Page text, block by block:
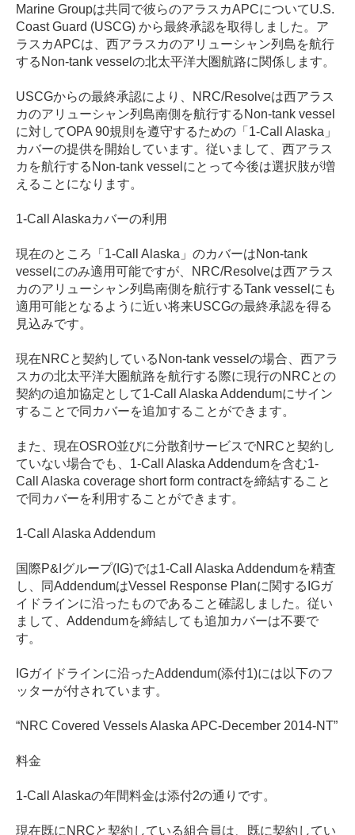
Marine Groupは共同で彼らのアラスカAPCについてU.S.
Coast Guard (USCG) から最終承認を取得しました。ア
ラスカAPCは、西アラスカのアリューシャン列島を航行
するNon-tank vesselの北太平洋大圏航路に関係します。
USCGからの最終承認により、NRC/Resolveは西アラス
カのアリューシャン列島南側を航行するNon-tank vessel
に対してOPA 90規則を遵守するための「1-Call Alaska」
カバーの提供を開始しています。従いまして、西アラス
カを航行するNon-tank vesselにとって今後は選択肢が増
えることになります。
1-Call Alaskaカバーの利用
現在のところ「1-Call Alaska」のカバーはNon-tank
vesselにのみ適用可能ですが、NRC/Resolveは西アラス
カのアリューシャン列島南側を航行するTank vesselにも
適用可能となるように近い将来USCGの最終承認を得る
見込みです。
現在NRCと契約しているNon-tank vesselの場合、西アラ
スカの北太平洋大圏航路を航行する際に現行のNRCとの
契約の追加協定として1-Call Alaska Addendumにサイン
することで同カバーを追加することができます。
また、現在OSRO並びに分散剤サービスでNRCと契約し
ていない場合でも、1-Call Alaska Addendumを含む1-
Call Alaska coverage short form contractを締結すること
で同カバーを利用することができます。
1-Call Alaska Addendum
国際P&Iグループ(IG)では1-Call Alaska Addendumを精査
し、同AddendumはVessel Response Planに関するIGガ
イドラインに沿ったものであること確認しました。従い
まして、Addendumを締結しても追加カバーは不要で
す。
IGガイドラインに沿ったAddendum(添付1)には以下のフ
ッターが付されています。
“NRC Covered Vessels Alaska APC-December 2014-NT”
料金
1-Call Alaskaの年間料金は添付2の通りです。
現在既にNRCと契約している組合員は、既に契約してい